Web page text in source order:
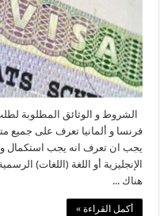
الشروط و الوثائق المطلوبة
يجب ان تعرف انه يجب استكمال
الإنجليزية أو اللغة (اللغات)
هناك ...
أكمل القراءة »